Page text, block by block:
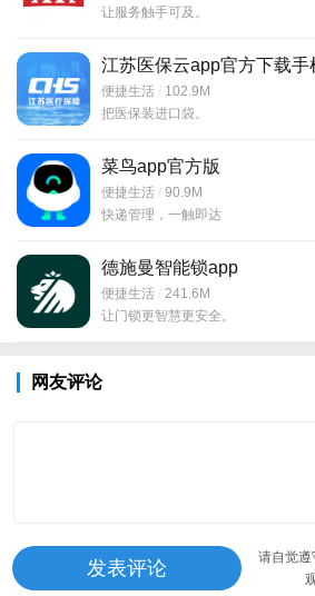
让服务触手可及。
江苏医保云app官方下载手
便捷生活
102.9M
把医保装进口袋。
菜鸟app官方版
便捷生活
90.9M
快递管理，一触即达
德施曼智能锁app
便捷生活
241.6M
让门锁更智慧更安全。
网友评论
请自觉